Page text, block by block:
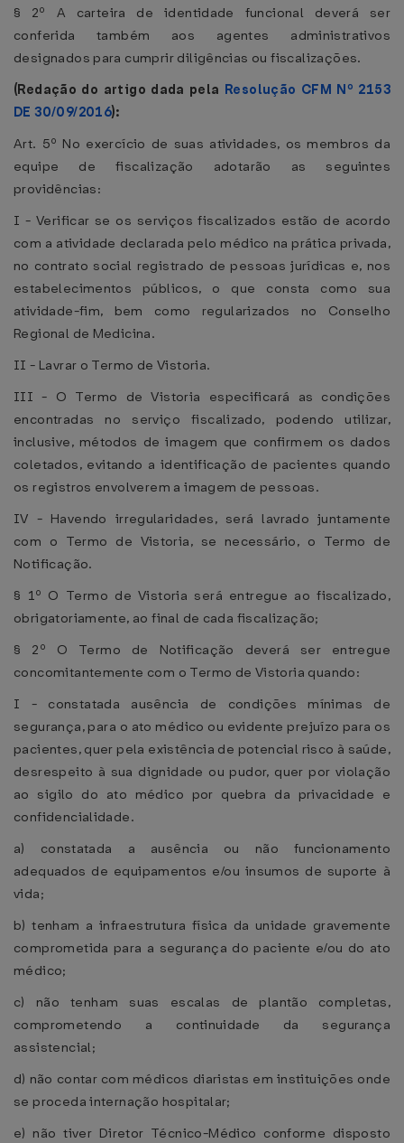
§ 2º A carteira de identidade funcional deverá ser
conferida também aos agentes administrativos
designados para cumprir diligências ou fiscalizações.
(Redação do artigo dada pela Resolução CFM Nº 2153
DE 30/09/2016):
Art. 5º No exercício de suas atividades, os membros da
equipe de fiscalização adotarão as seguintes
providências:
I - Verificar se os serviços fiscalizados estão de acordo
com a atividade declarada pelo médico na prática privada,
no contrato social registrado de pessoas jurídicas e, nos
estabelecimentos públicos, o que consta como sua
atividade-fim, bem como regularizados no Conselho
Regional de Medicina.
II - Lavrar o Termo de Vistoria.
III - O Termo de Vistoria especificará as condições
encontradas no serviço fiscalizado, podendo utilizar,
inclusive, métodos de imagem que confirmem os dados
coletados, evitando a identificação de pacientes quando
os registros envolverem a imagem de pessoas.
IV - Havendo irregularidades, será lavrado juntamente
com o Termo de Vistoria, se necessário, o Termo de
Notificação.
§ 1º O Termo de Vistoria será entregue ao fiscalizado,
obrigatoriamente, ao final de cada fiscalização;
§ 2º O Termo de Notificação deverá ser entregue
concomitantemente com o Termo de Vistoria quando:
I - constatada ausência de condições mínimas de
segurança, para o ato médico ou evidente prejuízo para os
pacientes, quer pela existência de potencial risco à saúde,
desrespeito à sua dignidade ou pudor, quer por violação
ao sigilo do ato médico por quebra da privacidade e
confidencialidade.
a) constatada a ausência ou não funcionamento
adequados de equipamentos e/ou insumos de suporte à
vida;
b) tenham a infraestrutura física da unidade gravemente
comprometida para a segurança do paciente e/ou do ato
médico;
c) não tenham suas escalas de plantão completas,
comprometendo a continuidade da segurança
assistencial;
d) não contar com médicos diaristas em instituições onde
se proceda internação hospitalar;
e) não tiver Diretor Técnico-Médico conforme disposto